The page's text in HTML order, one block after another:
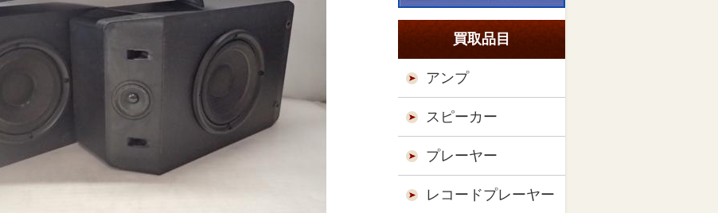
買取品目
アンプ
スピーカー
プレーヤー
レコードプレーヤー